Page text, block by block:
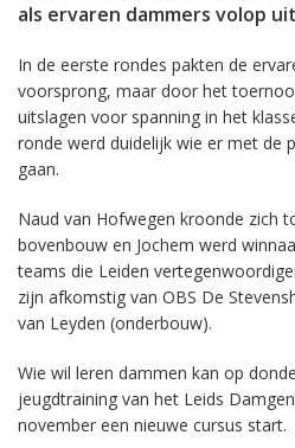
als ervaren dammers volop
In de eerste rondes pakten de
voorsprong, maar door het
uitslagen voor spanning in het
ronde werd duidelijk wie er met de
gaan.
Naud van Hofwegen kroonde zich
bovenbouw en Jochem werd
teams die Leiden
zijn afkomstig van OBS De
van Leyden (onderbouw).
Wie wil leren dammen kan op
jeugdtraining van het Leids
november een nieuwe cursus start.